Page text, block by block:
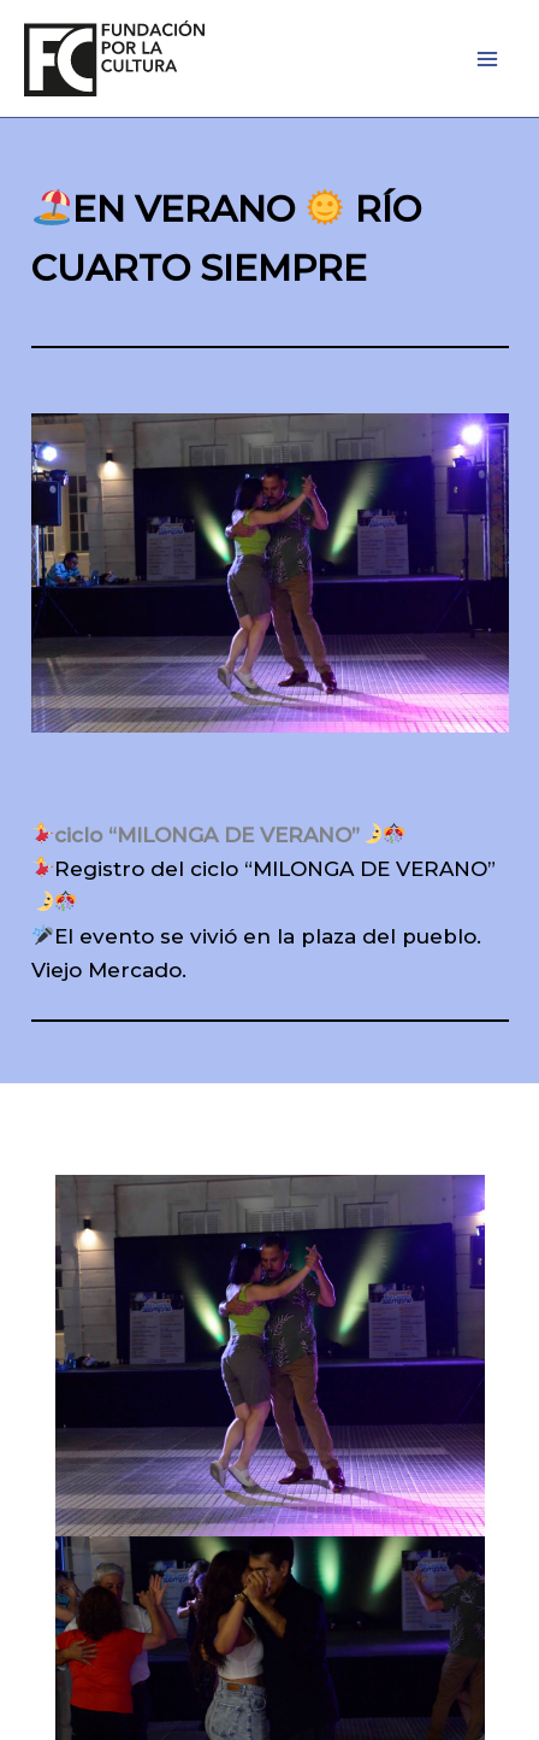
contenido
EN VERANO
RÍO
CUARTO SIEMPRE
ciclo “MILONGA DE VERANO”
Registro del ciclo “MILONGA DE VERANO”
El evento se vivió en la plaza del pueblo.
Viejo Mercado.